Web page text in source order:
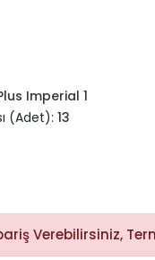
Imperial 1
(Adet): 13
Verebilirsiniz,